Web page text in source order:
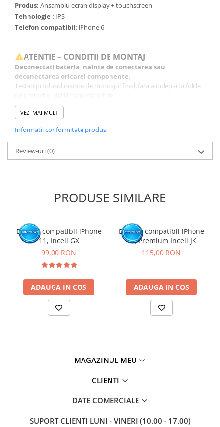
Produs: Ansamblu ecran display + touchscreen
Tehnologie : IPS
Telefon compatibil: iPhone 6
ATENTIE – CONDITII DE MONTAJ
Deconectati bateria inainte de conectarea sau
deconectarea oricarei componente.
Testati produsul inainte de montajul final, fara a indeparta foliile
Inlocuirea componentelor interne este un proces delicat si
necesita cunostinte si echipamente specifice domeniului
Se recomanda montajul intr-un service specializat.
GARANTIE
VEZI MAI MULT
Informatii conformitate produs
Review-uri(0)
PRODUSE SIMILARE
Display compatibil iPhone
11, Incell GX
99,00 RON
ADAUGA IN COS
Display compatibil iPhone
11, Premium Incell JK
115,00 RON
ADAUGA IN COS
MAGAZINUL MEU
CLIENTI
DATE COMERCIALE
SUPORT CLIENTI LUNI - VINERI (10.00 - 17.00)